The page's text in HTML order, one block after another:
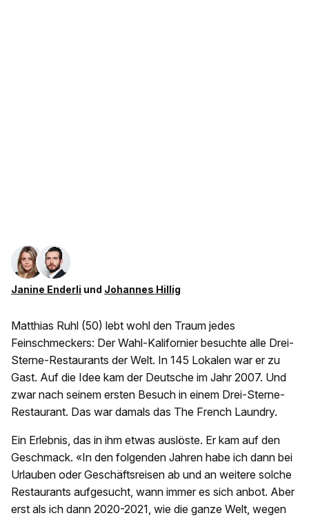
Janine Enderli und Johannes Hillig
Matthias Ruhl (50) lebt wohl den Traum jedes
Feinschmeckers: Der Wahl-Kalifornier besuchte alle Drei-
Sterne-Restaurants der Welt. In 145 Lokalen war er zu
Gast. Auf die Idee kam der Deutsche im Jahr 2007. Und
zwar nach seinem ersten Besuch in einem Drei-Sterne-
Restaurant. Das war damals das The French Laundry.
Ein Erlebnis, das in ihm etwas auslöste. Er kam auf den
Geschmack. «In den folgenden Jahren habe ich dann bei
Urlauben oder Geschäftsreisen ab und an weitere solche
Restaurants aufgesucht, wann immer es sich anbot. Aber
erst als ich dann 2020-2021, wie die ganze Welt, wegen